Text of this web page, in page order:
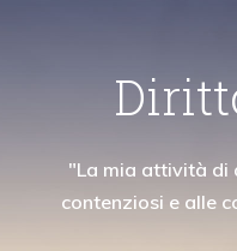
Civile
"Collaboro con avvocati
assistenza anche
"La mia attività
contenziosi e alle
Colpa